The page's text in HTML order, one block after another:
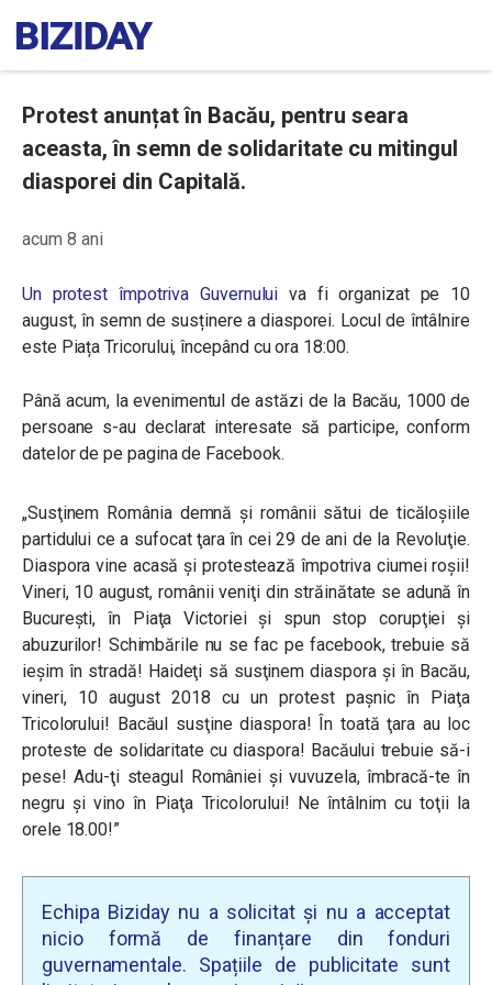
Protest anunțat în Bacău, pentru seara
aceasta, în semn de solidaritate cu mitingul
diasporei din Capitală.
acum 8 ani
Un protest împotriva Guvernului va fi organizat pe 10
august, în semn de susținere a diasporei. Locul de întâlnire
este Piața Tricorului, începând cu ora 18:00.
Până acum, la evenimentul de astăzi de la Bacău, 1000 de
persoane s-au declarat interesate să participe, conform
datelor de pe pagina de Facebook.
„Susţinem România demnă şi românii sătui de ticăloşiile
partidului ce a sufocat ţara în cei 29 de ani de la Revoluţie.
Diaspora vine acasă şi protestează împotriva ciumei roşii!
Vineri, 10 august, românii veniţi din străinătate se adună în
Bucureşti, în Piaţa Victoriei şi spun stop corupţiei şi
abuzurilor! Schimbările nu se fac pe facebook, trebuie să
ieşim în stradă! Haideţi să susţinem diaspora şi în Bacău,
vineri, 10 august 2018 cu un protest paşnic în Piaţa
Tricolorului! Bacăul susţine diaspora! În toată ţara au loc
proteste de solidaritate cu diaspora! Bacăului trebuie să-i
pese! Adu-ţi steagul României şi vuvuzela, îmbracă-te în
negru şi vino în Piaţa Tricolorului! Ne întâlnim cu toţii la
orele 18.00!”
Echipa Biziday nu a solicitat și nu a acceptat
nicio formă de finanțare din fonduri
guvernamentale. Spațiile de publicitate sunt